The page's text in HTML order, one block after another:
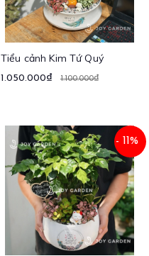
Tiểu cảnh Kim Tứ Quý
1.050.000₫ 1.100.000₫
- 11%